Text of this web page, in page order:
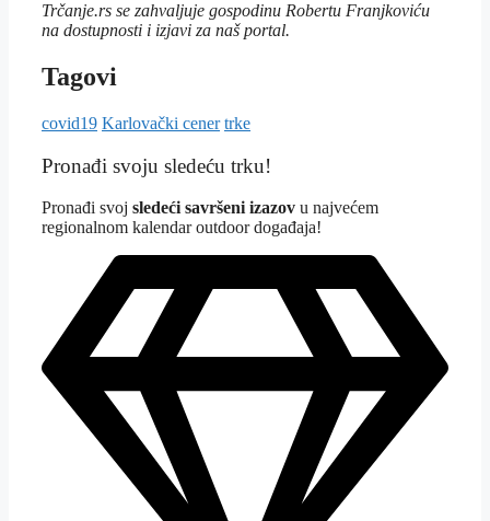
Trčanje.rs se zahvaljuje gospodinu Robertu Franjkoviću
na dostupnosti i izjavi za naš portal.
Tagovi
covid19 Karlovački cener trke
Pronađi svoju sledeću trku!
Pronađi svoj sledeći savršeni izazov u najvećem
regionalnom kalendar outdoor događaja!